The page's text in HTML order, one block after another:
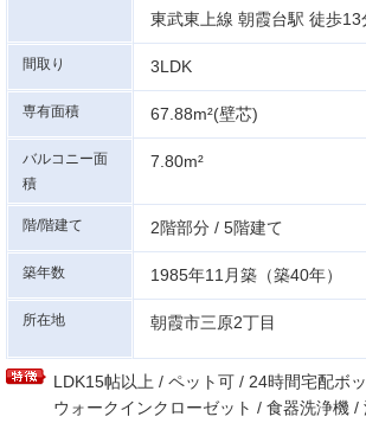
東武東上線 朝霞台駅 徒歩13
間取り 3LDK
専有面積 67.88m²(壁芯)
バルコニー面
積
7.80m²
階/階建て 2階部分 / 5階建て
築年数 1985年11月築（築40年）
所在地 朝霞市三原2丁目
LDK15帖以上 / ペット可 / 24時間宅配ボ
ウォークインクローゼット / 食器洗浄機 /